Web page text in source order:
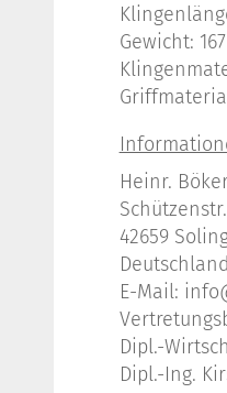
Gewicht:
Heinr.
42659
Deutschland
E-Mail:
Dipl.-
Dipl.-Ing.